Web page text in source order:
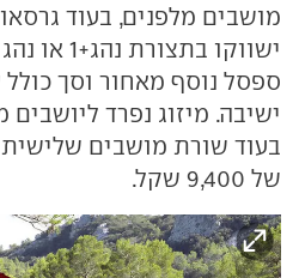
ישיבה. מיזוג נפרד
בעוד שורת מושבים
של 9,400 שקל.